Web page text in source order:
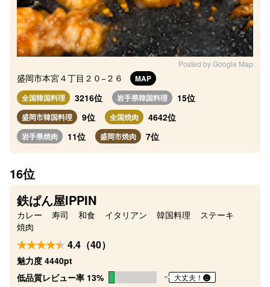
Posted by Google Map
盛岡市本宮４丁目２０−２６
MAP
全国韓国料理
3216位 岩手県韓国料理 15位
盛岡市韓国料理 9位 全国焼肉 4642位
岩手県焼肉 11位 盛岡市焼肉 7位
16位
鉄ぱん屋IPPIN
カレー 寿司 和食 イタリアン 韓国料理
ステーキ
焼肉
4.4（40）
魅力度 4440pt
低品質レビュー率 13%
大丈夫！